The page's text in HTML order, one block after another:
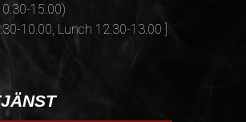
15.00)
10.00, Lunch 12.30-13.00 ]